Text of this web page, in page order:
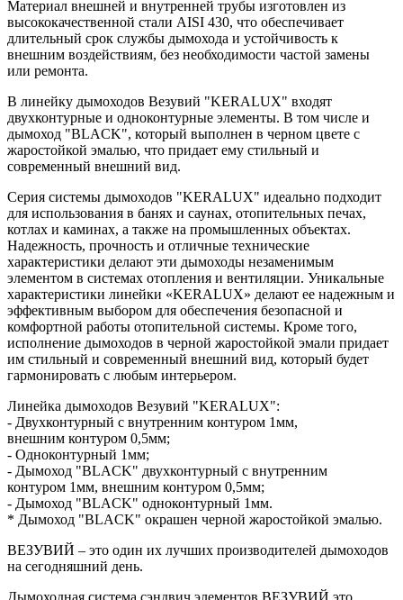
Материал внешней и внутренней трубы изготовлен из
высококачественной стали AISI 430, что обеспечивает
длительный срок службы дымохода и устойчивость к
внешним воздействиям, без необходимости частой замены
или ремонта.
В линейку дымоходов Везувий "KERALUX" входят
двухконтурные и одноконтурные элементы. В том числе и
дымоход "BLACK", который выполнен в черном цвете с
жаростойкой эмалью, что придает ему стильный и
современный внешний вид.
Серия системы дымоходов "KERALUX" идеально подходит
для использования в банях и саунах, отопительных печах,
котлах и каминах, а также на промышленных объектах.
Надежность, прочность и отличные технические
характеристики делают эти дымоходы незаменимым
элементом в системах отопления и вентиляции. Уникальные
характеристики линейки «KERALUX» делают ее надежным и
эффективным выбором для обеспечения безопасной и
комфортной работы отопительной системы. Кроме того,
исполнение дымоходов в черной жаростойкой эмали придает
им стильный и современный внешний вид, который будет
гармонировать с любым интерьером.
Линейка дымоходов Везувий "KERALUX":
- Двухконтурный с внутренним контуром 1мм,
внешним контуром 0,5мм;
- Одноконтурный 1мм;
- Дымоход "BLACK" двухконтурный с внутренним
контуром 1мм, внешним контуром 0,5мм;
- Дымоход "BLACK" одноконтурный 1мм.
* Дымоход "BLACK" окрашен черной жаростойкой эмалью.
ВЕЗУВИЙ – это один их лучших производителей дымоходов
на сегодняшний день.
Дымоходная система сэндвич элементов ВЕЗУВИЙ это